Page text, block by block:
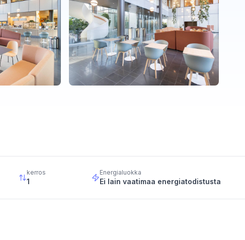
kerros
1
Energialuokka
Ei lain vaatimaa energiatodistusta